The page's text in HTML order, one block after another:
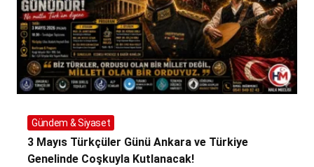
Gündem & Siyaset
3 Mayıs Türkçüler Günü Ankara ve Türkiye
Genelinde Coşkuyla Kutlanacak!